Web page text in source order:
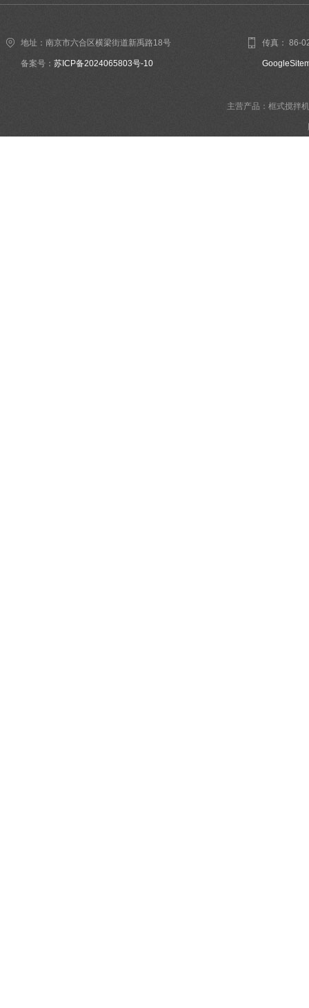
地址：南京市六合区横梁街道新禹路18号
备案号： 苏ICP备2024065803号-10
传真： 86-
主营产品：框式搅拌